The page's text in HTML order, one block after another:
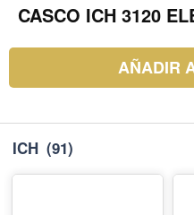
CASCO ICH 3120
AÑADIR
ICH (91)